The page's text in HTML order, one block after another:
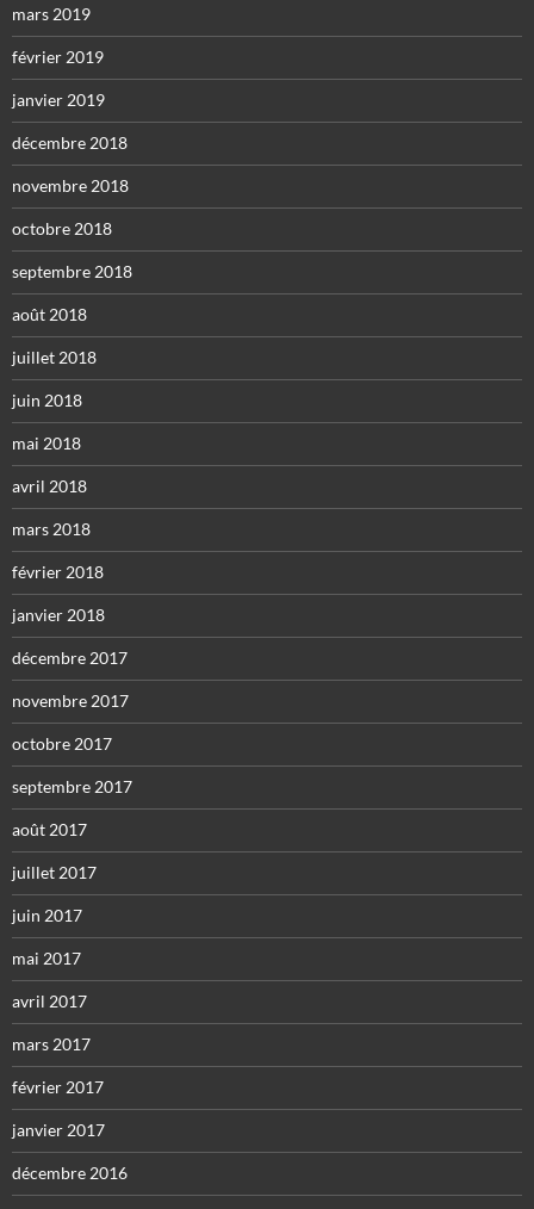
mars 2019
février 2019
janvier 2019
décembre 2018
novembre 2018
octobre 2018
septembre 2018
août 2018
juillet 2018
juin 2018
mai 2018
avril 2018
mars 2018
février 2018
janvier 2018
décembre 2017
novembre 2017
octobre 2017
septembre 2017
août 2017
juillet 2017
juin 2017
mai 2017
avril 2017
mars 2017
février 2017
janvier 2017
décembre 2016